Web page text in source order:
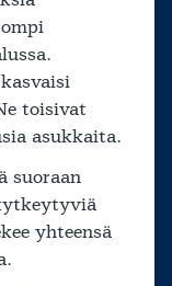
toisivat
asukkaita.
suoraan
yhteensä